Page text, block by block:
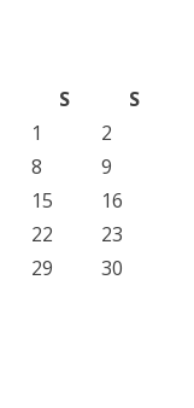
S
S
1
2
8
9
15
16
22
23
29
30